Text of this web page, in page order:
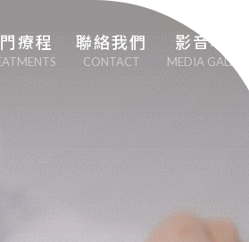
療程 聯絡我們
CONTACT
影音專區
MEDIA GALLERY